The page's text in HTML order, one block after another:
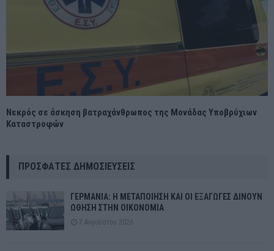
Νεκρός σε άσκηση βατραχάνθρωπος της Μονάδας Υποβρύχιων
Καταστροφών
ΠΡΌΣΦΑΤΕΣ ΔΗΜΟΣΙΕΎΣΕΙΣ
ΓΕΡΜΑΝΙΑ: Η ΜΕΤΑΠΟΙΗΣΗ ΚΑΙ ΟΙ ΕΞΑΓΩΓΕΣ ΔΙΝΟΥΝ
ΩΘΗΣΗ ΣΤΗΝ ΟΙΚΟΝΟΜΙΑ
7 Αυγούστου 2026